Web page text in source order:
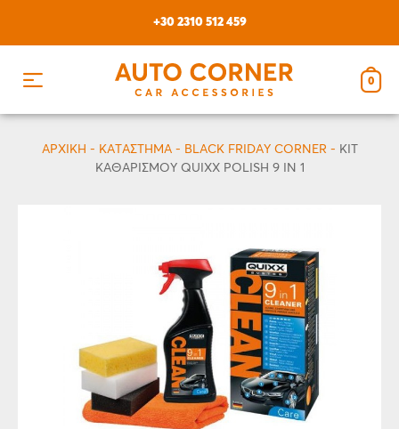
+30 2310 512 459
0
ΑΡΧΙΚΗ - ΚΑΤΆΣΤΗΜΑ- BLACK FRIDAY CORNER - KIT
ΚΑΘΑΡΙΣΜΟΥ QUIXX POLISH 9 IN 1